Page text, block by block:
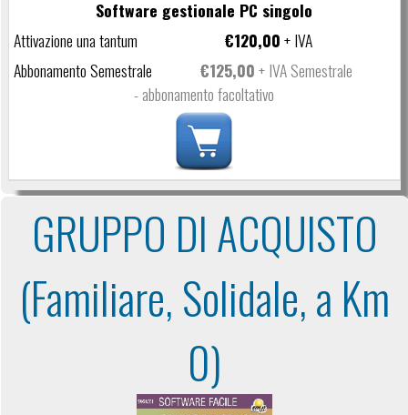
Software gestionale PC singolo
€120,00+ IVA
€125,00+ IVA Semestrale
- abbonamento facoltativo
GRUPPO DI ACQUISTO
(Familiare, Solidale, a Km
0)